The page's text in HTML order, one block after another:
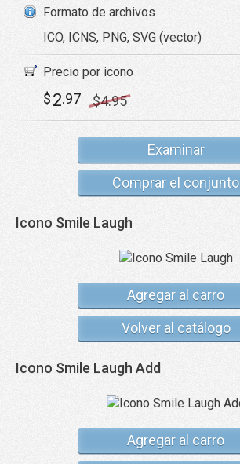
Formato de archivos
ICO, ICNS, PNG, SVG (vector)
Precio por icono
$2.97 $4.95
Examinar
Comprar el conjunto
Icono Smile Laugh
Agregar al carro
Volver al catálogo
Icono Smile Laugh Add
Agregar al carro